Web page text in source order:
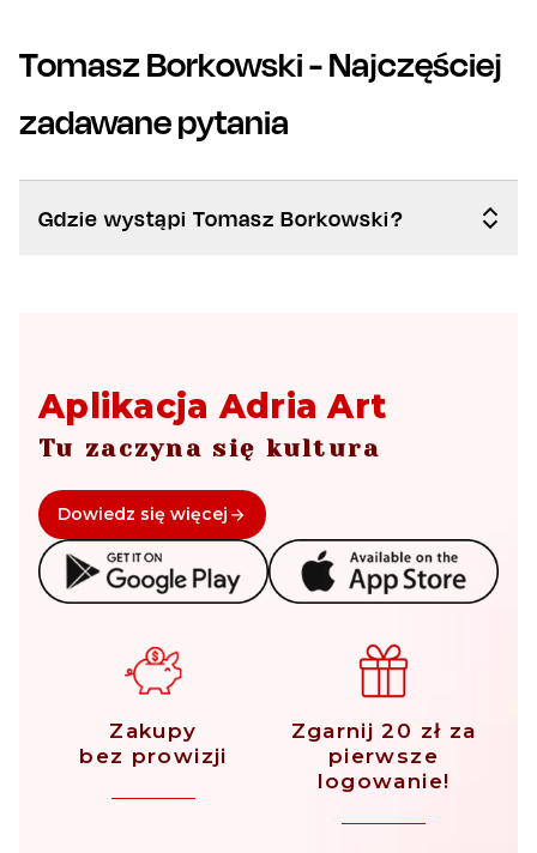
Tomasz Borkowski- Najczęściej
zadawane pytania
Gdzie wystąpi Tomasz Borkowski?
Aplikacja Adria Art
Tu zaczyna się kultura
Dowiedz się więcej
Zakupy
bez prowizji
Zgarnij 20 zł za
pierwsze
logowanie!